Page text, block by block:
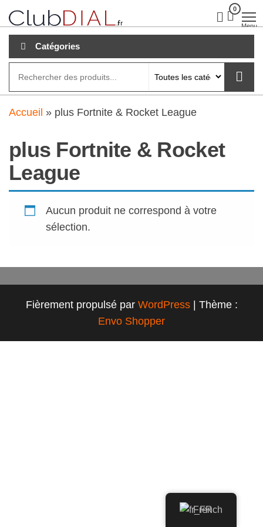
Aller
au
contenu
clubdial.fr
0
Menu
Catégories
Accueil » plus Fortnite & Rocket League
plus Fortnite & Rocket
League
Aucun produit ne correspond à votre
sélection.
Fièrement propulsé par WordPress
Thème :
Envo Shopper
French